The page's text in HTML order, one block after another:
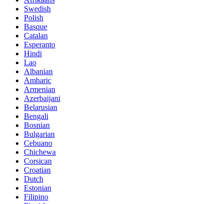
Swedish
Polish
Basque
Catalan
Esperanto
Hindi
Lao
Albanian
Amharic
Armenian
Azerbaijani
Belarusian
Bengali
Bosnian
Bulgarian
Cebuano
Chichewa
Corsican
Croatian
Dutch
Estonian
Filipino